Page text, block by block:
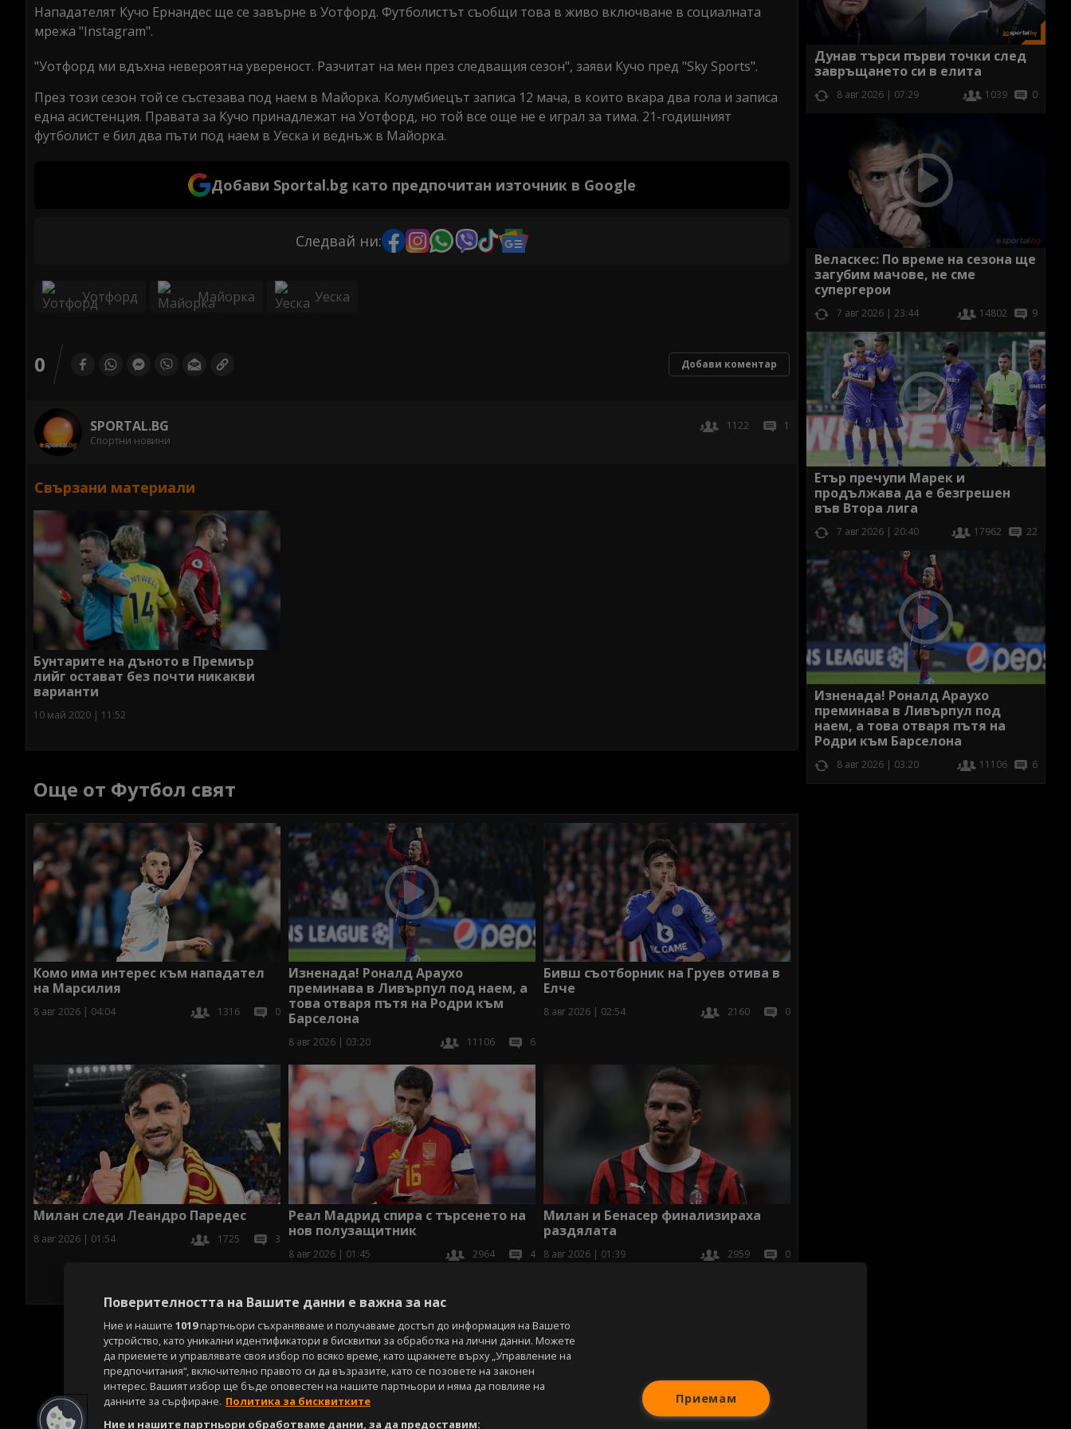
Нападателят Кучо Ернандес ще се завърне в Уотфорд. Футболистът съобщи това в живо включване в социалната
мрежа "Instagram".
"Уотфорд ми вдъхна невероятна увереност. Разчитат на мен през следващия сезон", заяви Кучо пред "Sky Sports".
През този сезон той се състезава под наем в Майорка. Колумбиецът записа 12 мача, в които вкара два гола и записа
една асистенция. Правата за Кучо принадлежат на Уотфорд, но той все още не е играл за тима. 21-годишният
футболист е бил два пъти под наем в Уеска и веднъж в Майорка.
Добави Sportal.bg като предпочитан източник в Google
Следвай ни:
Уотфорд Майорка Уеска
0 Добави коментар
SPORTAL.BG
Спортни новини
1122 1
Свързани материали
Бунтарите на дъното в Премиър
лийг остават без почти никакви
варианти
10 май 2020 | 11:52
Още от Футбол свят
Комо има интерес към нападател
на Марсилия
8 авг 2026 | 04:04 1316 0
Изненада! Роналд Араухо
преминава в Ливърпул под наем, а
това отваря пътя на Родри към
Барселона
8 авг 2026 | 03:20 11106 6
Бивш съотборник на Груев отива в
Елче
8 авг 2026 | 02:54 2160 0
Милан следи Леандро Паредес
8 авг 2026 | 01:54 1725 3
Реал Мадрид спира с търсенето на
нов полузащитник
8 авг 2026 | 01:45 2964 4
Милан и Бенасер финализираха
раздялата
8 авг 2026 | 01:39 2959
0
Дунав търси първи точки след
завръщането си в елита
8 авг 2026 | 07:29 1039 0
Веласкес: По време на сезона ще
загубим мачове, не сме
супергерои
7 авг 2026 | 23:44 14802 9
Етър пречупи Марек и
продължава да е безгрешен
във Втора лига
7 авг 2026 | 20:40 17962 22
Изненада! Роналд Араухо
преминава в Ливърпул под
наем, а това отваря пътя на
Родри към Барселона
8 авг 2026 | 03:20 11106 6
Поверителността на Вашите данни е важна за нас
Ние и нашите 1019партньори съхраняваме и получаваме достъп до информация на Вашето
устройство, като уникални идентификатори в бисквитки за обработка на лични данни. Можете
да приемете и управлявате своя избор по всяко време, като щракнете върху „Управление на
предпочитания“, включително правото си да възразите, като се позовете на законен
интерес. Вашият избор ще бъде оповестен на нашите партньори и няма да повлияе на
данните за сърфиране. Политика за бисквитките
Ние и нашите партньори обработваме данни, за да предоставим:
Приемам